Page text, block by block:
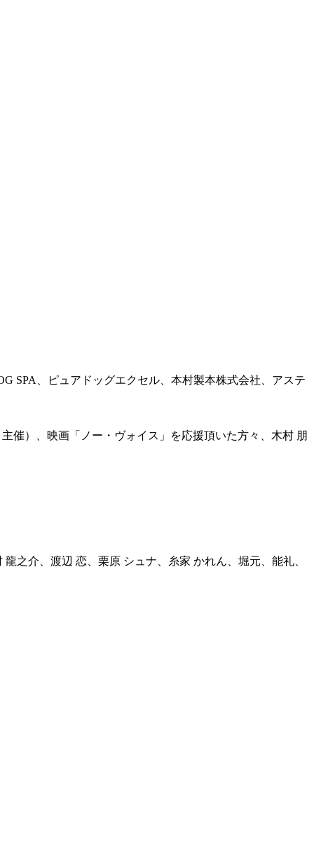
SPA、ピュアドッグエクセル、本村製本株式会社、アステ
催）、映画「ノー・ヴォイス」を応援頂いた方々、木村 朋
之介、渡辺 恋、栗原 シュナ、糸家 かれん、堀元、能礼、